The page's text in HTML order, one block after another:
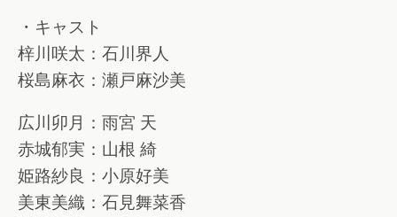
・キャスト
梓川咲太：石川界人
桜島麻衣：瀬戸麻沙美
広川卯月：雨宮 天
赤城郁実：山根 綺
姫路紗良：小原好美
美東美織：石見舞菜香